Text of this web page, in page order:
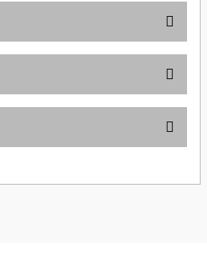
öneri formunu kullanarak tarafımıza